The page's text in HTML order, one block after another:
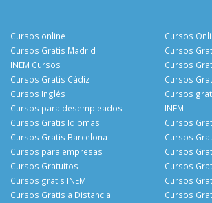
Cursos online
Cursos Gratis Madrid
INEM Cursos
Cursos Gratis Cádiz
Cursos
Cursos
Cursos
Cursos
Cursos Inglés
Cursos para desempleados
Cursos Gratis Idiomas
Cursos Gratis Barcelona
Cursos
INEM
Cursos
Cursos
Cursos para empresas
Cursos Gratuitos
Cursos gratis INEM
Cursos Gratis a Distancia
Cursos
Cursos
Cursos
Cursos